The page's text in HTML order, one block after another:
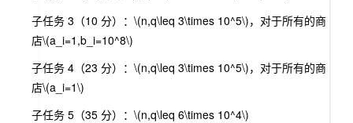
子任务 3（10 分）： \(n,q\leq 3\times 10^5\)，对于所有的商
店\(a_i=1,b_i=10^8\)
子任务 4（23 分）： \(n,q\leq 3\times 10^5\)，对于所有的商
店\(a_i=1\)
子任务 5（35 分）： \(n,q\leq 6\times 10^4\)